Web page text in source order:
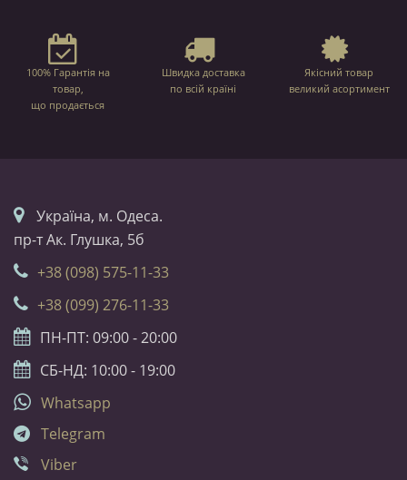
100% Гарантія на
товар,
що продається
Швидка доставка
по всій країні
Якісний товар
великий асортимент
Українa, м. Одеса.
пр-т Ак. Глушка, 5б
+38 (098) 575-11-33
+38 (099) 276-11-33
ПН-ПТ: 09:00 - 20:00
СБ-НД: 10:00 - 19:00
Whatsapp
Telegram
Viber